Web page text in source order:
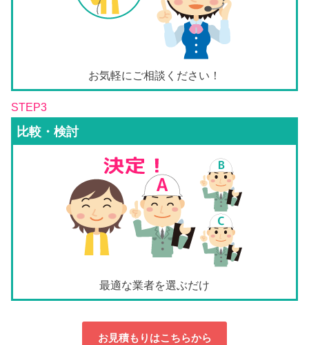
お気軽にご相談ください！
STEP3
比較・検討
最適な業者を選ぶだけ
お見積もりはこちらから